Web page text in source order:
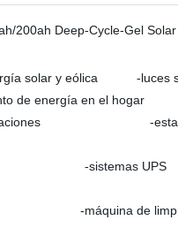
solar y eólica -
de energía en el hogar
-
-
-máquina de